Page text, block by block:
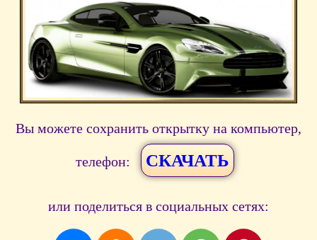
Вы можете сохранить открытку на компьютер,
телефон: СКАЧАТЬ
или поделиться в социальных сетях: